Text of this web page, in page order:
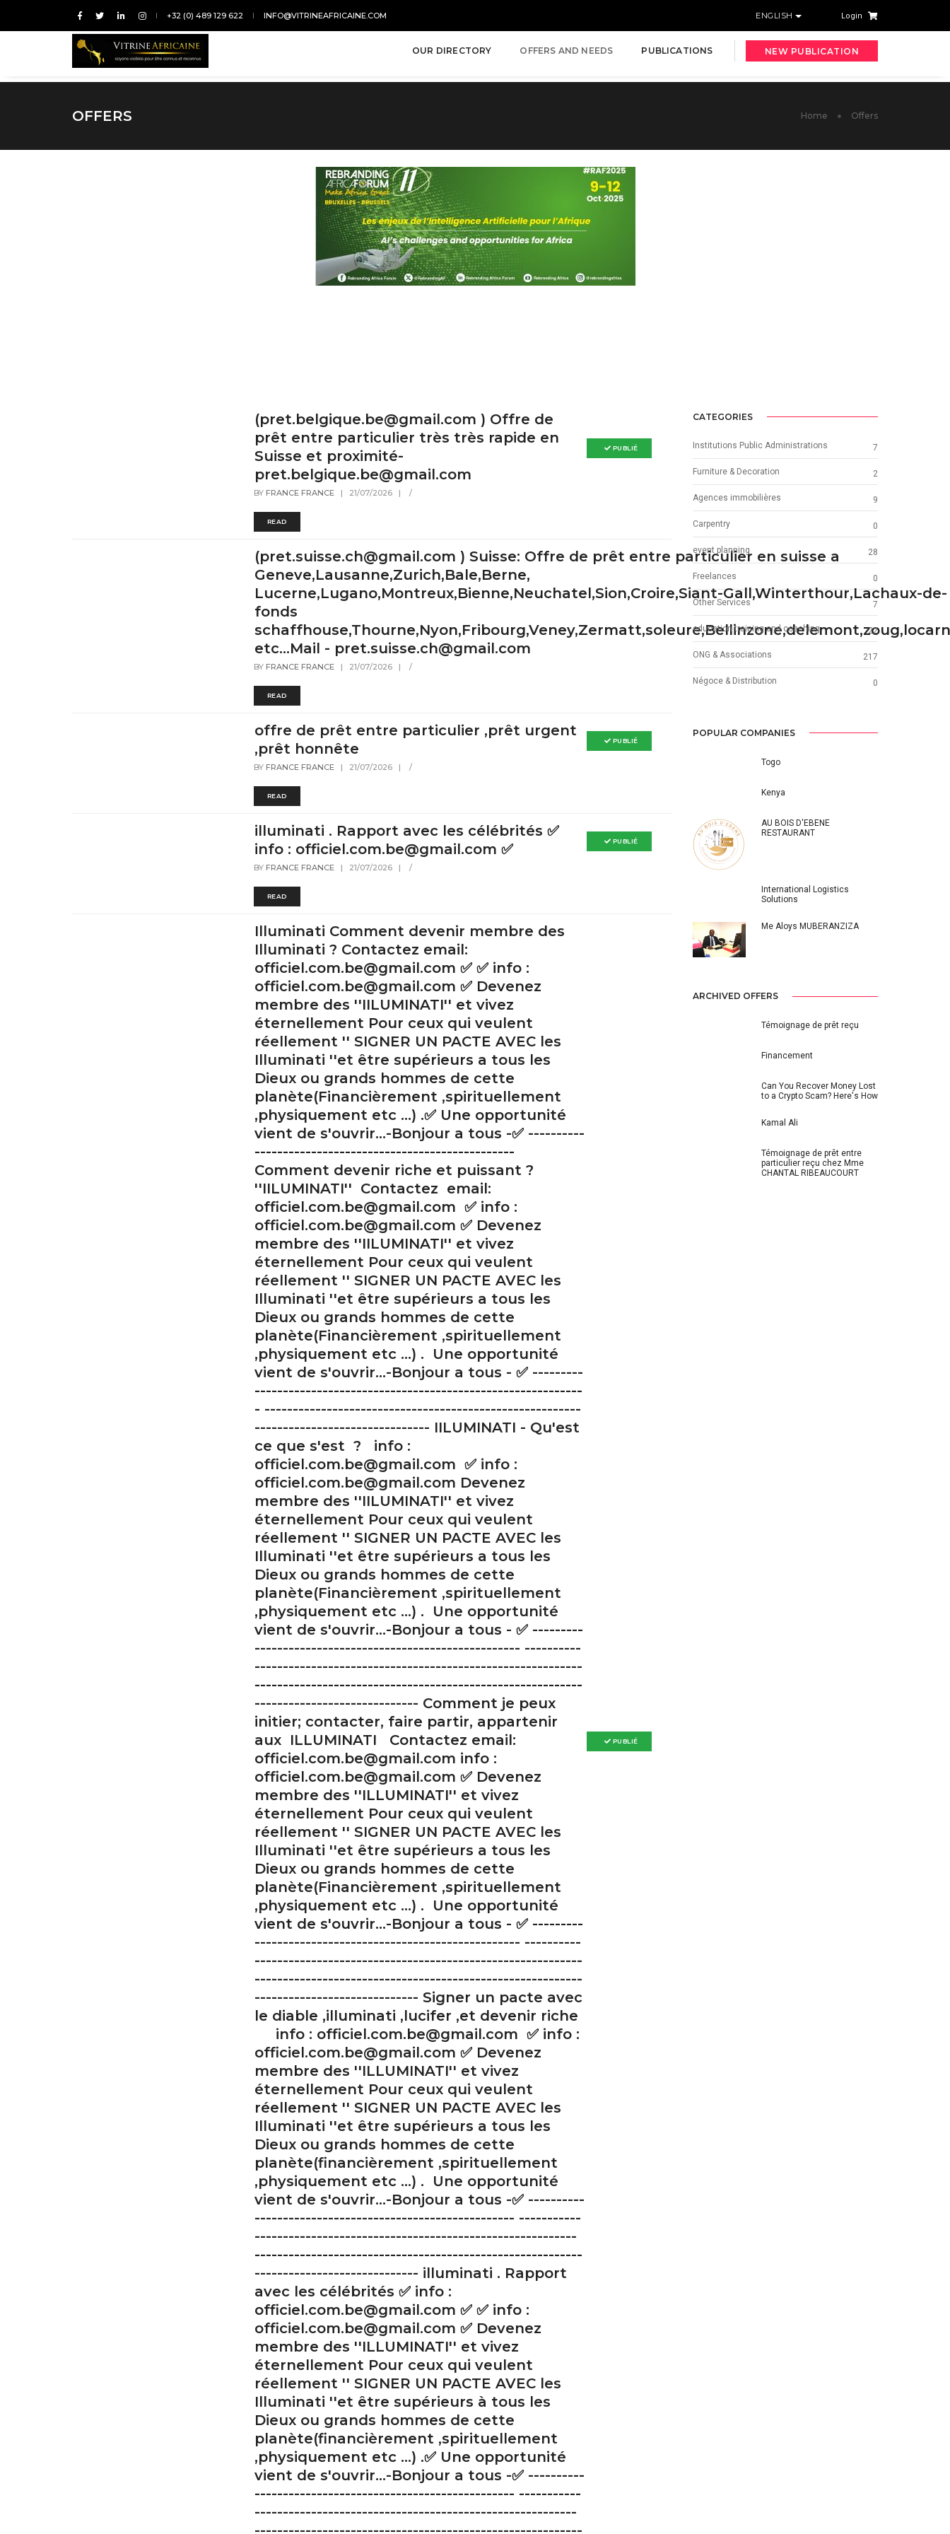
+32 (0) 489 129 622 INFO@VITRINEAFRICAINE.COM ENGLISH Login
OUR DIRECTORY OFFERS AND NEEDS PUBLICATIONS NEW PUBLICATION
OFFERS Home Offers
(pret.belgique.be@gmail.com ) Offre de
prêt entre particulier très très rapide en
Suisse et proximité-
pret.belgique.be@gmail.com
PUBLIÉ
BY FRANCE FRANCE| 21/07/2026| /
READ
(pret.suisse.ch@gmail.com ) Suisse: Offre de prêt entre particulier en suisse a
Geneve,Lausanne,Zurich,Bale,Berne,
Lucerne,Lugano,Montreux,Bienne,Neuchatel,Sion,Croire,Siant-Gall,Winterthour,Lachaux-de-
fonds
etc...Mail - pret.suisse.ch@gmail.com
BY FRANCE FRANCE| 21/07/2026| /
READ
offre de prêt entre particulier ,prêt urgent
,prêt honnête
PUBLIÉ
BY FRANCE FRANCE| 21/07/2026| /
READ
illuminati . Rapport avec les célébrités ✅
info : officiel.com.be@gmail.com ✅
PUBLIÉ
BY FRANCE FRANCE| 21/07/2026| /
READ
Illuminati Comment devenir membre des
Illuminati ? Contactez email:
officiel.com.be@gmail.com ✅ ✅ info :
officiel.com.be@gmail.com ✅ Devenez
membre des ''IILUMINATI'' et vivez
éternellement Pour ceux qui veulent
réellement '' SIGNER UN PACTE AVEC les
Illuminati ''et être supérieurs a tous les
Dieux ou grands hommes de cette
planète(Financièrement ,spirituellement
,physiquement etc ...) .✅ Une opportunité
vient de s'ouvrir...-Bonjour a tous -✅ ----------
----------------------------------------------
Comment devenir riche et puissant ?
''IILUMINATI'' Contactez email:
officiel.com.be@gmail.com ✅ info :
officiel.com.be@gmail.com ✅ Devenez
membre des ''IILUMINATI'' et vivez
éternellement Pour ceux qui veulent
réellement '' SIGNER UN PACTE AVEC les
Illuminati ''et être supérieurs a tous les
Dieux ou grands hommes de cette
planète(Financièrement ,spirituellement
,physiquement etc ...) . Une opportunité
vient de s'ouvrir...-Bonjour a tous - ✅ ---------
----------------------------------------------------------
- --------------------------------------------------------
------------------------------- IILUMINATI - Qu'est
ce que s'est ? info :
officiel.com.be@gmail.com ✅ info :
officiel.com.be@gmail.com Devenez
membre des ''IILUMINATI'' et vivez
éternellement Pour ceux qui veulent
réellement '' SIGNER UN PACTE AVEC les
Illuminati ''et être supérieurs a tous les
Dieux ou grands hommes de cette
planète(Financièrement ,spirituellement
,physiquement etc ...) . Une opportunité
vient de s'ouvrir...-Bonjour a tous - ✅ ---------
----------------------------------------------- ----------
----------------------------------------------------------
----------------------------------------------------------
----------------------------- Comment je peux
initier; contacter, faire partir, appartenir
aux ILLUMINATI Contactez email:
officiel.com.be@gmail.com info :
officiel.com.be@gmail.com ✅ Devenez
membre des ''ILLUMINATI'' et vivez
éternellement Pour ceux qui veulent
réellement '' SIGNER UN PACTE AVEC les
Illuminati ''et être supérieurs a tous les
Dieux ou grands hommes de cette
planète(Financièrement ,spirituellement
,physiquement etc ...) . Une opportunité
vient de s'ouvrir...-Bonjour a tous - ✅ ---------
----------------------------------------------- ----------
----------------------------------------------------------
----------------------------------------------------------
----------------------------- Signer un pacte avec
le diable ,illuminati ,lucifer ,et devenir riche
info : officiel.com.be@gmail.com ✅ info :
officiel.com.be@gmail.com ✅ Devenez
membre des ''ILLUMINATI'' et vivez
éternellement Pour ceux qui veulent
réellement '' SIGNER UN PACTE AVEC les
Illuminati ''et être supérieurs a tous les
Dieux ou grands hommes de cette
planète(financièrement ,spirituellement
,physiquement etc ...) . Une opportunité
vient de s'ouvrir...-Bonjour a tous -✅ ----------
---------------------------------------------- -----------
---------------------------------------------------------
----------------------------------------------------------
----------------------------- illuminati . Rapport
avec les célébrités ✅ info :
officiel.com.be@gmail.com ✅ ✅ info :
officiel.com.be@gmail.com ✅ Devenez
membre des ''ILLUMINATI'' et vivez
éternellement Pour ceux qui veulent
réellement '' SIGNER UN PACTE AVEC les
Illuminati ''et être supérieurs à tous les
Dieux ou grands hommes de cette
planète(financièrement ,spirituellement
,physiquement etc ...) .✅ Une opportunité
vient de s'ouvrir...-Bonjour a tous -✅ ----------
---------------------------------------------- -----------
---------------------------------------------------------
----------------------------------------------------------
PUBLIÉ
CATEGORIES
Institutions Public Administrations 7
Furniture & Decoration 2
Agences immobilières 9
Carpentry 0
event planning 28
Freelances 0
Other Services 7
education training and coaching 22
ONG & Associations 217
Négoce & Distribution 0
POPULAR COMPANIES
Togo
Kenya
AU BOIS D'EBENE
RESTAURANT
International Logistics
Solutions
Me Aloys MUBERANZIZA
ARCHIVED OFFERS
Témoignage de prêt reçu
Financement
Can You Recover Money Lost
to a Crypto Scam? Here's How
Kamal Ali
Témoignage de prêt entre
particulier reçu chez Mme
CHANTAL RIBEAUCOURT